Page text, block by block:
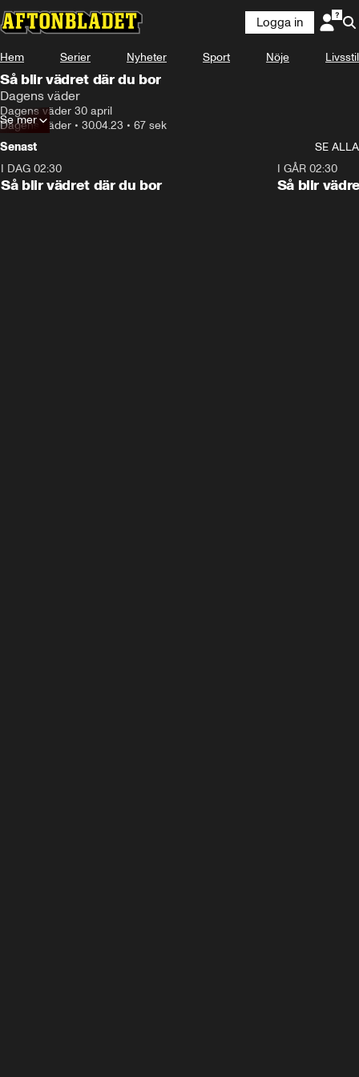
Logga in
Hem Serier Nyheter Sport Nöje Livsstil
Så blir vädret där du bor
Dagens väder
Dagens väder 30 april
Dagens väder • 30.04.23 • 67 sek
Se mer
Senast
SE ALLA
I DAG 02:30
Så blir vädret där du bor
I GÅR 02:30
Så blir